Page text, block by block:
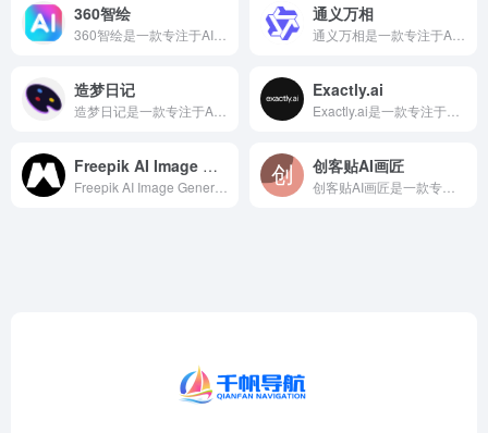
360智绘 通义万相
造梦日记 Exactly.ai
Freepik AI Image Generator 创客贴AI画匠